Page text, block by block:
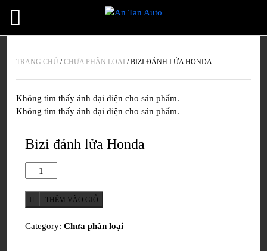
TRANG CHỦ /CHƯA PHÂN LOẠI /BIZI ĐÁNH LỬA HONDA
Không tìm thấy ảnh đại diện cho sản phẩm.
Không tìm thấy ảnh đại diện cho sản phẩm.
Bizi đánh lửa Honda
đánh
lửa
Honda
THÊM VÀO GIỎ
Category: Chưa phân loại